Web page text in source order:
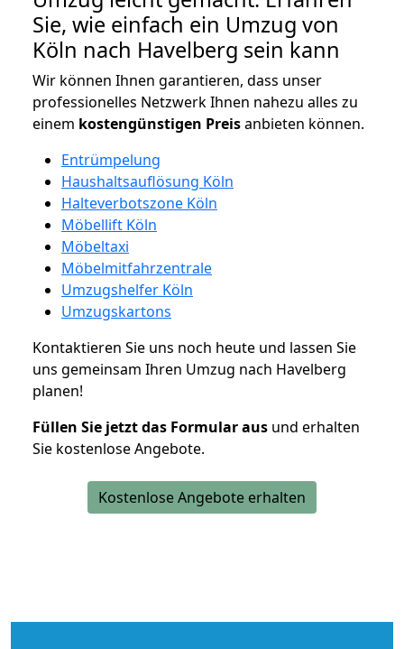
Sie, wie einfach ein Umzug von
Köln nach Havelberg sein kann
Wir können Ihnen garantieren, dass unser
professionelles Netzwerk Ihnen nahezu alles zu
einem kostengünstigen Preisanbieten können.
Entrümpelung
Haushaltsauflösung Köln
Halteverbotszone Köln
Möbellift Köln
Möbeltaxi
Möbelmitfahrzentrale
Umzugshelfer Köln
Umzugskartons
Kontaktieren Sie uns noch heute und lassen Sie
uns gemeinsam Ihren Umzug nach Havelberg
planen!
Füllen Sie jetzt das Formular aus und erhalten
Sie kostenlose Angebote.
Kostenlose Angebote erhalten